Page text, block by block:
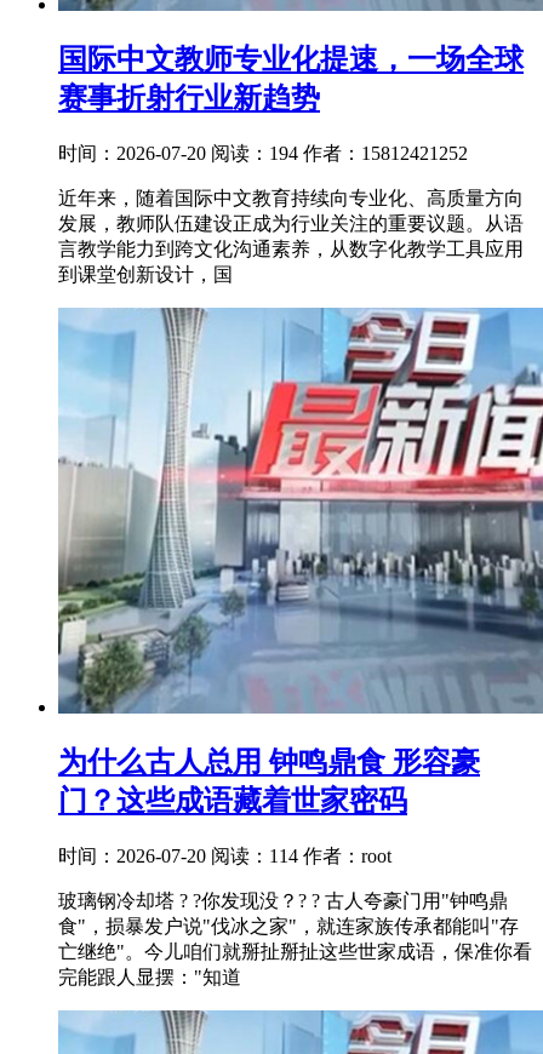
国际中文教师专业化提速，一场全球
赛事折射行业新趋势
时间：2026-07-20 阅读：194 作者：15812421252
近年来，随着国际中文教育持续向专业化、高质量方向
发展，教师队伍建设正成为行业关注的重要议题。从语
言教学能力到跨文化沟通素养，从数字化教学工具应用
到课堂创新设计，国
为什么古人总用 钟鸣鼎食 形容豪
门？这些成语藏着世家密码
时间：2026-07-20 阅读：114 作者：root
玻璃钢冷却塔 ? ?你发现没？? ? 古人夸豪门用"钟鸣鼎
食"，损暴发户说"伐冰之家"，就连家族传承都能叫"存
亡继绝"。今儿咱们就掰扯掰扯这些世家成语，保准你看
完能跟人显摆："知道